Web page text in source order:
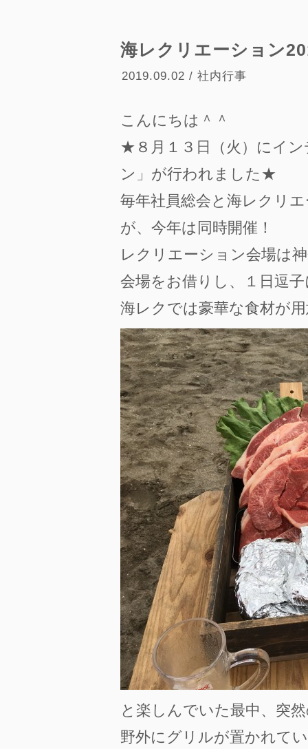
海レクリエーション
2019.09.02 / 社内行事
こんにちは＾＾
★８月１３日（火）にイ
ン」が行われました★
毎年社員総会と海レクリ
が、今年は同時開催！
レクリエーション会場は
会場をお借りし、１日逗
海レクでは豪華な食材が
と楽しんでいた最中、突
野外にグリルが置かれて